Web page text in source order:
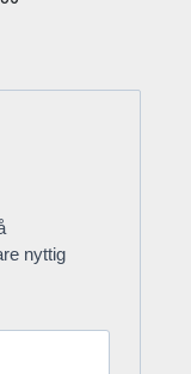
nyttig